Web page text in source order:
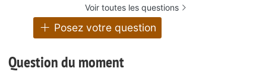
Voir toutes les questions
Posez votre question
Question du moment